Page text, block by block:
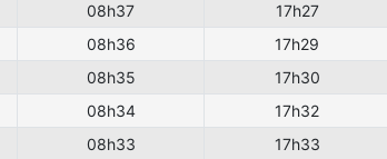
08h37 17h27
08h36 17h29
08h35 17h30
08h34 17h32
08h33 17h33